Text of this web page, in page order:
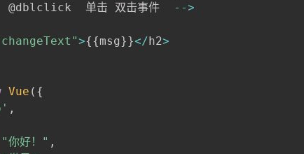
@dblclick  单击 双击事件 -->
>{{msg}}</ h2>
Vue ( {
,
"你好！" ,